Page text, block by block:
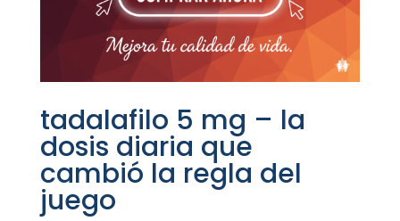
tadalafilo 5 mg – la
dosis diaria que
cambió la regla del
juego